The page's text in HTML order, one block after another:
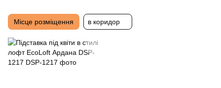
Місце розміщення в коридор